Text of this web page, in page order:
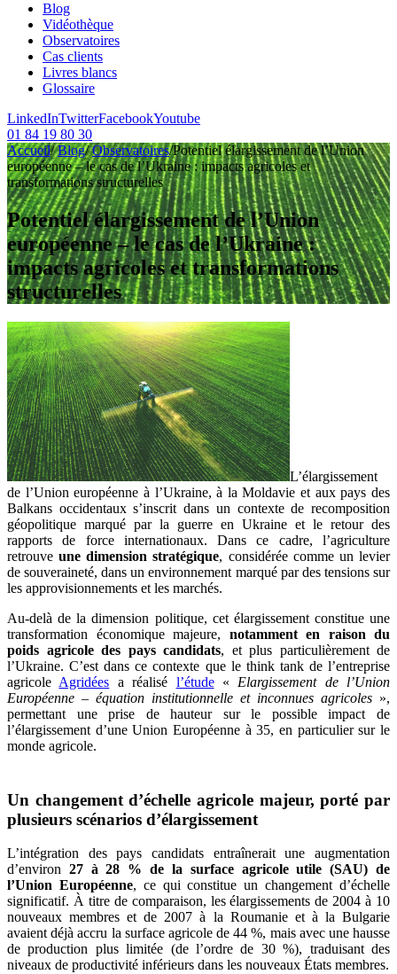
Blog
Vidéothèque
Observatoires
Cas clients
Livres blancs
Glossaire
LinkedInTwitterFacebookYoutube
01 84 19 80 30
Accueil/ Blog/ Observatoires/Potentiel élargissement de l’Union
européenne – le cas de l’Ukraine : impacts agricoles et
transformations structurelles
Potentiel élargissement de l’Union
européenne – le cas de l’Ukraine :
impacts agricoles et transformations
structurelles
L’élargissement
de l’Union européenne à l’Ukraine, à la Moldavie et aux pays des
Balkans occidentaux s’inscrit dans un contexte de recomposition
géopolitique marqué par la guerre en Ukraine et le retour des
rapports de force internationaux. Dans ce cadre, l’agriculture
retrouveune dimension stratégique, considérée comme un levier
de souveraineté, dans un environnement marqué par des tensions sur
les approvisionnements et les marchés.
Au-delà de la dimension politique, cet élargissement constitue une
transformation économique majeure, notamment en raison du
poids agricole des pays candidats, et plus particulièrement de
l’Ukraine. C’est dans ce contexte que le think tank de l’entreprise
agricole Agridées a réalisé l’étude« Elargissement de l’Union
Européenne – équation institutionnelle et inconnues agricoles »,
permettant une prise de hauteur sur le possible impact de
l’élargissement d’une Union Européenne à 35, en particulier sur le
monde agricole.
Un changement d’échelle agricole majeur, porté par
plusieurs scénarios d’élargissement
L’intégration des pays candidats entraînerait une augmentation
d’environ 27 à 28 % de la surface agricole utile (SAU) de
l’Union Européenne, ce qui constitue un changement d’échelle
significatif. À titre de comparaison, les élargissements de 2004 à 10
nouveaux membres et de 2007 à la Roumanie et à la Bulgarie
avaient déjà accru la surface agricole de 44 %, mais avec une hausse
de production plus limitée (de l’ordre de 30 %), traduisant des
niveaux de productivité inférieurs dans les nouveaux États membres.